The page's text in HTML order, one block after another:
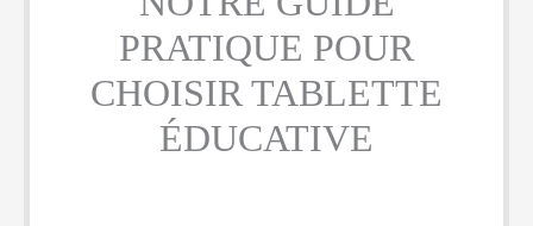
PRATIQUE POUR
CHOISIR TABLETTE
ÉDUCATIVE